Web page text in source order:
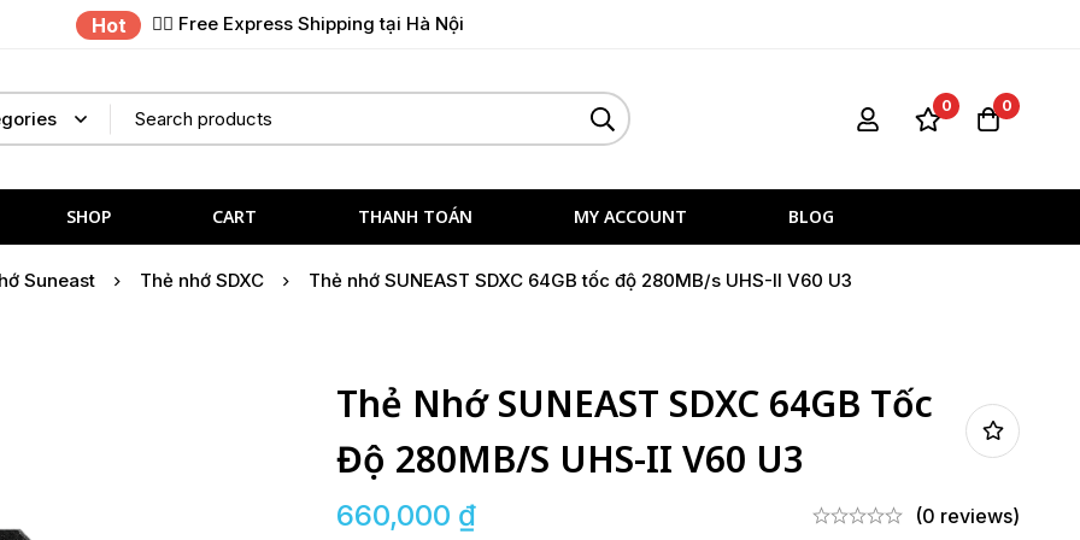
Hot ✌🏼 Free Express Shipping tại Hà Nội
0 0
SHOP CART THANH TOÁN MY ACCOUNT BLOG
Suneast Thẻ nhớ SDXC Thẻ nhớ SUNEAST SDXC 64GB tốc độ 280MB/s UHS-II V60 U3
Thẻ Nhớ SUNEAST SDXC 64GB Tốc
Độ 280MB/s UHS-II V60 U3
660,000 ₫ (0 reviews)